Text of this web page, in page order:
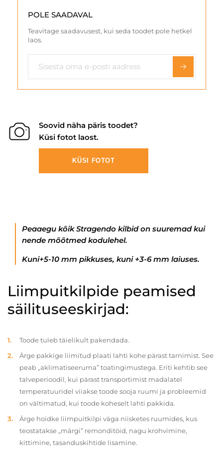
POLE SAADAVAL
Teavitage saadavusest, kui seda toodet pole hetkel
laos.
Soovid näha päris toodet?
Küsi fotot laost.
KÜSI FOTOT
Peaaegu kõik Stragendo kilbid on suuremad kui
nende mõõtmed kodulehel.
Kuni+5-10 mm pikkuses, kuni +3-6 mm laiuses.
Liimpuitkilpide peamised
säilituseeskirjad:
Toode tuleb täielikult pakendada.
Ärge pakkige liimitud plaati lahti kohe pärast tarnimist. See
peab „aklimatiseeruma” toatingimustega. Eriti kehtib see
talveperioodil, kui pärast transportimist madalatel
temperatuuridel viiakse toode sooja ruumi ja probleemid
on vältimatud, kui toode koheselt lahti pakkida.
Ärge hoidke liimpuitkilpi väga niisketes ruumides, kus
teostatakse „märgi” remonditöid, nagu krohvimine,
kittimine, tasanduskihtide lisamine.